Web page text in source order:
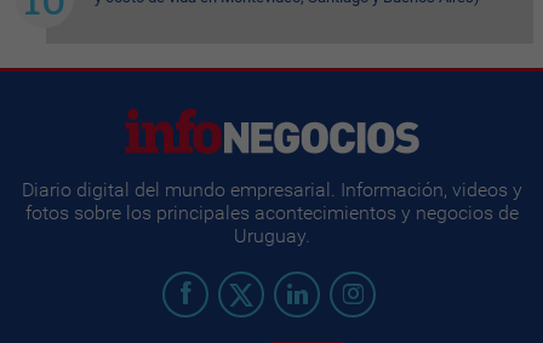
Diario digital del mundo empresarial. Información, videos y
fotos sobre los principales acontecimientos y negocios de
Uruguay.